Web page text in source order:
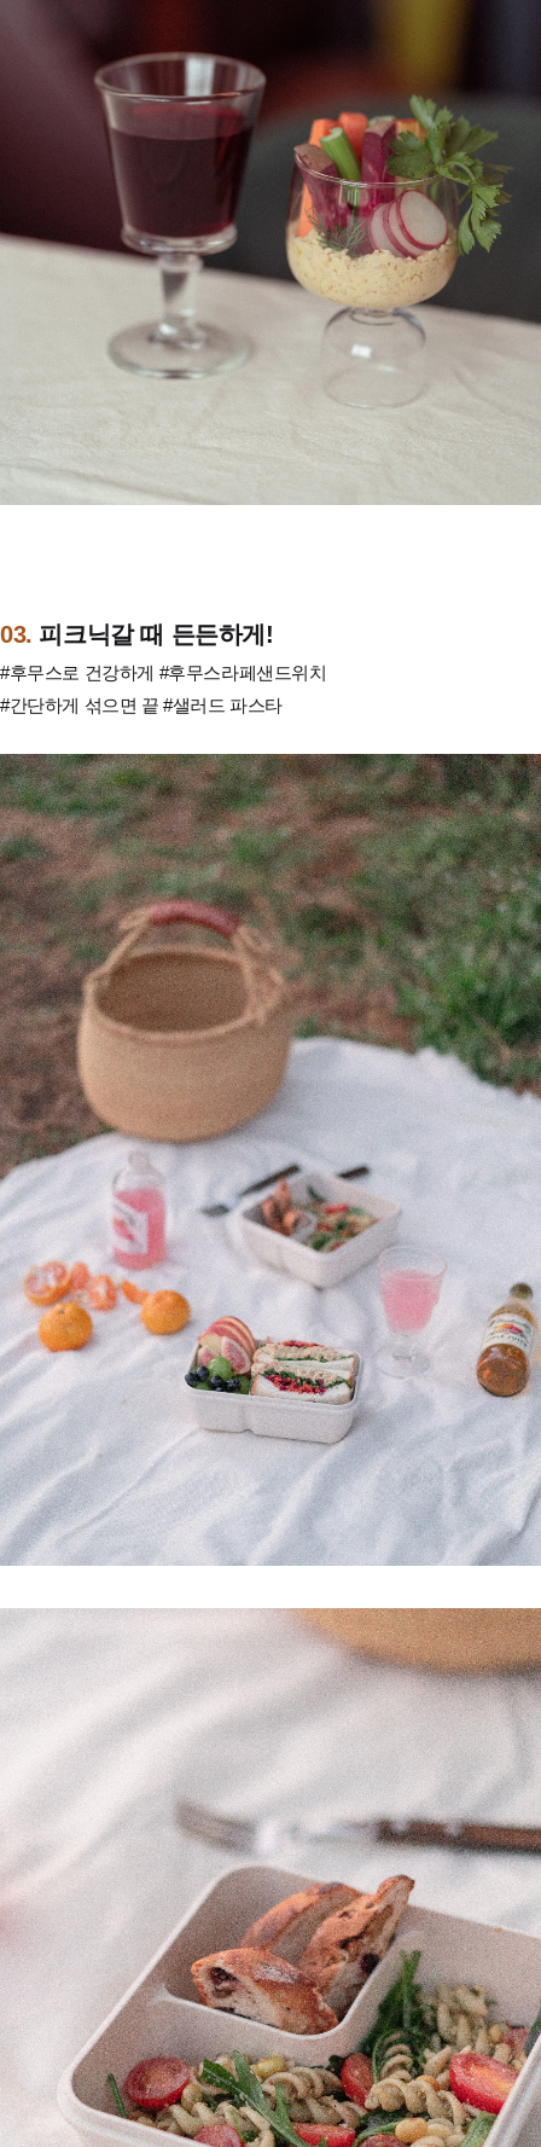
03. 피크닉갈 때 든든하게!
#후무스로 건강하게 #후무스라페샌드위치
#간단하게 섞으면 끝 #샐러드 파스타